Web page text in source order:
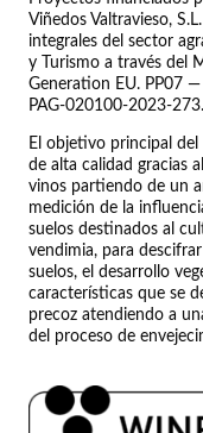
Viñedos Valtravieso,
integrales del sector
y Turismo a través del
Generation EU. PP07
PAG-020100-2023-273.
El objetivo principal
de alta calidad gracias
vinos partiendo de un
medición de la
suelos destinados al
vendimia, para
suelos, el desarrollo
características que se
precoz atendiendo a
del proceso de